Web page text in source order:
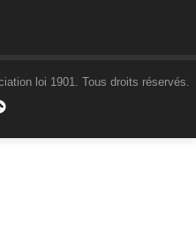
loi 1901. Tous droits réservés.